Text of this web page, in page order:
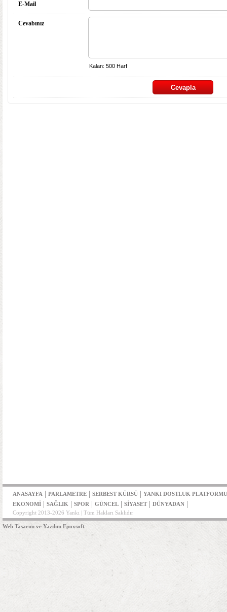
E-Mail
Cevabınız
ANASAYFA | PARLAMETRE | SERBEST KÜRSÜ | YANKI DOSTLUK PLATFORMU
EKONOMİ | SAĞLIK | SPOR | GÜNCEL | SİYASET | DÜNYADAN |
Copyright 2013-2026 Yankı | Tüm Hakları Saklıdır
Web Tasarım ve Yazılım Epoxsoft